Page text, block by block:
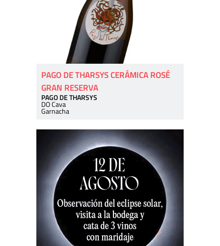
PAGO DE THARSYS CERÁMICA ROSÉ
GRAN RESERVA
PAGO DE THARSYS
DO Cava
Garnacha